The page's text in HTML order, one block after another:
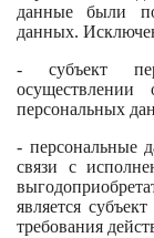
данные были
данных.
- субъект
персональных
- персональные
связи с
является
требования